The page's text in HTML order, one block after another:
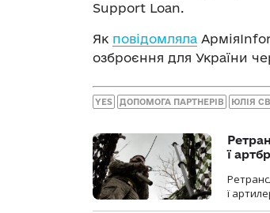
Support Loan.
Як повідомляла
озброєння для України
YES ДОПОМОГА ПАРТНЕРІВ ЮЛІЯ
ї
ї